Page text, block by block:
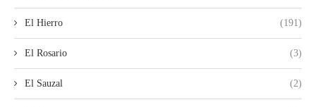
El Hierro (191)
El Rosario (3)
El Sauzal (2)